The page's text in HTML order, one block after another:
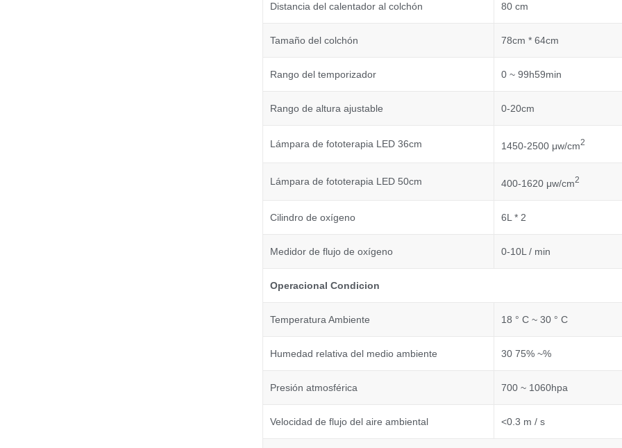
Distancia del calentador al colchón 80 cm
Tamaño del colchón 78cm * 64cm
Rango del temporizador 0 ~ 99h59min
Rango de altura ajustable 0-20cm
Lámpara de fototerapia LED 36cm 1450-2500 μw/cm2
Lámpara de fototerapia LED 50cm 400-1620 μw/cm2
Cilindro de oxígeno 6L * 2
Medidor de flujo de oxígeno 0-10L / min
Operacional Condicion
Temperatura Ambiente 18 ° C ~ 30 ° C
Humedad relativa del medio ambiente 30 75% ~%
Presión atmosférica 700 ~ 1060hpa
Velocidad de flujo del aire ambiental <0.3 m / s